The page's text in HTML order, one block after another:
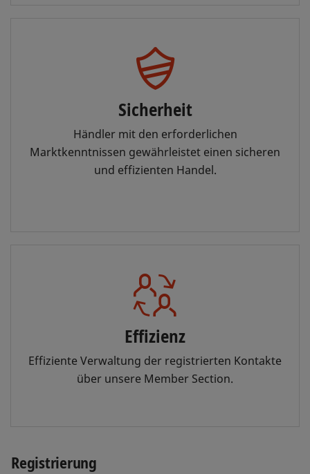
Sicherheit
Händler mit den erforderlichen
Marktkenntnissen gewährleistet einen sicheren
und effizienten Handel.
Effizienz
Effiziente Verwaltung der registrierten Kontakte
über unsere Member Section.
Registrierung